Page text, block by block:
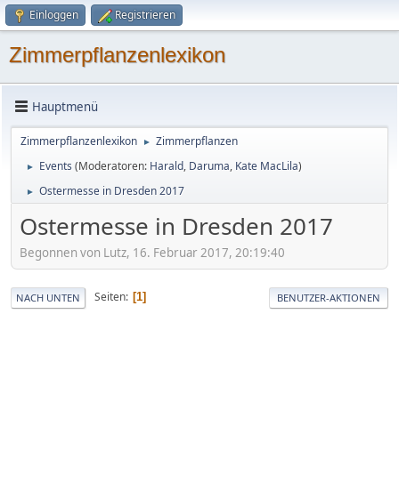
Einloggen Registrieren
Zimmerpflanzenlexikon
Hauptmenü
Zimmerpflanzenlexikon ► Zimmerpflanzen
► Events (Moderatoren: Harald, Daruma, Kate MacLila)
► Ostermesse in Dresden 2017
Ostermesse in Dresden 2017
Begonnen von Lutz, 16. Februar 2017, 20:19:40
NACH UNTEN Seiten 1 BENUTZER-AKTIONEN